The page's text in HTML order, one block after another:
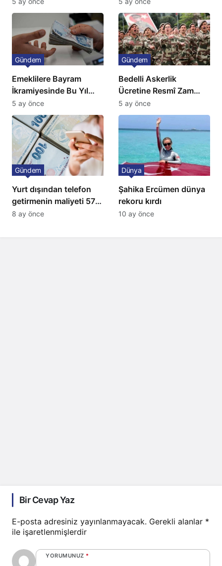
Fiyatlarında Sert Artış
Emeklilere Bayram
İkramiyesinde Bu Yıl
Artış Gelmeyecek
Gündem
5 ay önce
Bedelli Askerlik
Ücretine Resmî Zam
Geliyor
Gündem
5 ay önce
Yurt dışından telefon
getirmenin maliyeti 57
bin lira oldu
Gündem
8 ay önce
Şahika Ercümen dünya
rekoru kırdı
Dünya
10 ay önce
Bir Cevap Yaz
E-posta adresiniz yayınlanmayacak. Gerekli alanlar *
ile işaretlenmişlerdir
YORUMUNUZ *